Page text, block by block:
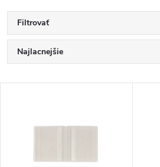
Filtrovať
R
a
Najlacnejšie